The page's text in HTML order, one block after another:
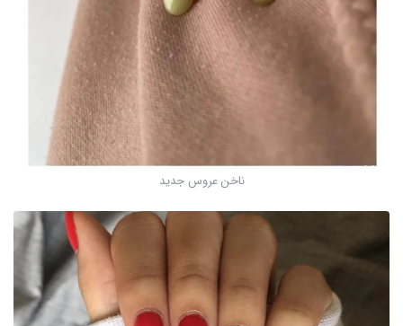
ناخن عروس جدید